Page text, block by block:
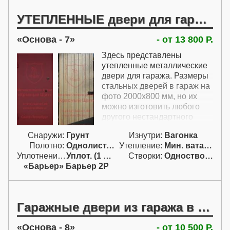
утепления не имеют. Можно
купить гаражные железные
двери и в утепленном
варианте, но для этого они
должны быть либо с
вагонкой, либо
двухлистовыми.
УТЕПЛЕННЫЕ двери для гаража
Основа - 7 - от 13 800 Р.
Здесь представлены
утепленные металлические
двери для гаража. Размеры
стальных дверей в гараж на
фото 2000х800 мм, но их
можно изготовить любого
другого нестандартного
входную дверь в гараж
можно как однолистовую с
вагонкой, так и
двухлистовую. Оба варианта
можно изготовить
дверей для гаража включает
металлическую конструкцию,
Снаружи: Грунт Изнутри: Вагонка
Полотно:
Однолист. проф. Утепление:
Мин. вата / пенопл.
Уплотнение:
Уплот. (1 конт.) Створки:
Одностворчатая (А)
«Барьер» Барьер 2Р
Гаражные двери из гаража в дом
Основа - 8 - от 10 500 Р.